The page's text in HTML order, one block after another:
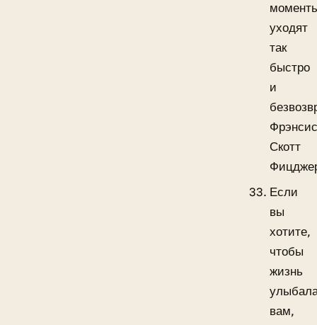
уходят
так
быстро
и
Скотт
Если
вы
хотите,
чтобы
жизнь
вам,